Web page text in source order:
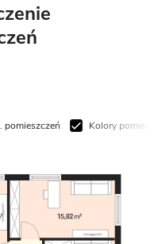
Kolory pomieszczeń